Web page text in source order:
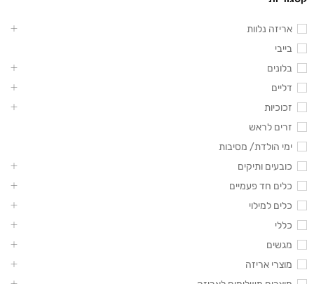
אריזה נלוות
בייבי
בלונים
דליים
זכוכיות
זרים לראש
ימי הולדת/ מסיבות
כובעים ותיקים
כלים חד פעמיים
כלים למילוי
כללי
מגשים
מוצרי אריזה